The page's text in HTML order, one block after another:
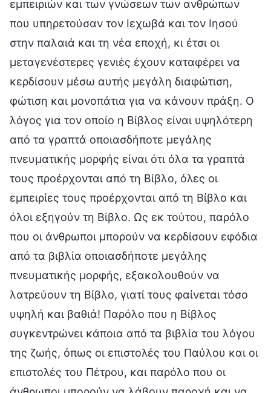
εμπειριών και των γνώσεων των ανθρώπων
που υπηρετούσαν τον Ιεχωβά και τον Ιησού
στην παλαιά και τη νέα εποχή, κι έτσι οι
μεταγενέστερες γενιές έχουν καταφέρει να
κερδίσουν μέσω αυτής μεγάλη διαφώτιση,
φώτιση και μονοπάτια για να κάνουν πράξη. Ο
λόγος για τον οποίο η Βίβλος είναι υψηλότερη
από τα γραπτά οποιασδήποτε μεγάλης
πνευματικής μορφής είναι ότι όλα τα γραπτά
τους προέρχονται από τη Βίβλο, όλες οι
εμπειρίες τους προέρχονται από τη Βίβλο και
όλοι εξηγούν τη Βίβλο. Ως εκ τούτου, παρόλο
που οι άνθρωποι μπορούν να κερδίσουν εφόδια
από τα βιβλία οποιασδήποτε μεγάλης
πνευματικής μορφής, εξακολουθούν να
λατρεύουν τη Βίβλο, γιατί τους φαίνεται τόσο
υψηλή και βαθιά! Παρόλο που η Βίβλος
συγκεντρώνει κάποια από τα βιβλία του λόγου
της ζωής, όπως οι επιστολές του Παύλου και οι
επιστολές του Πέτρου, και παρόλο που οι